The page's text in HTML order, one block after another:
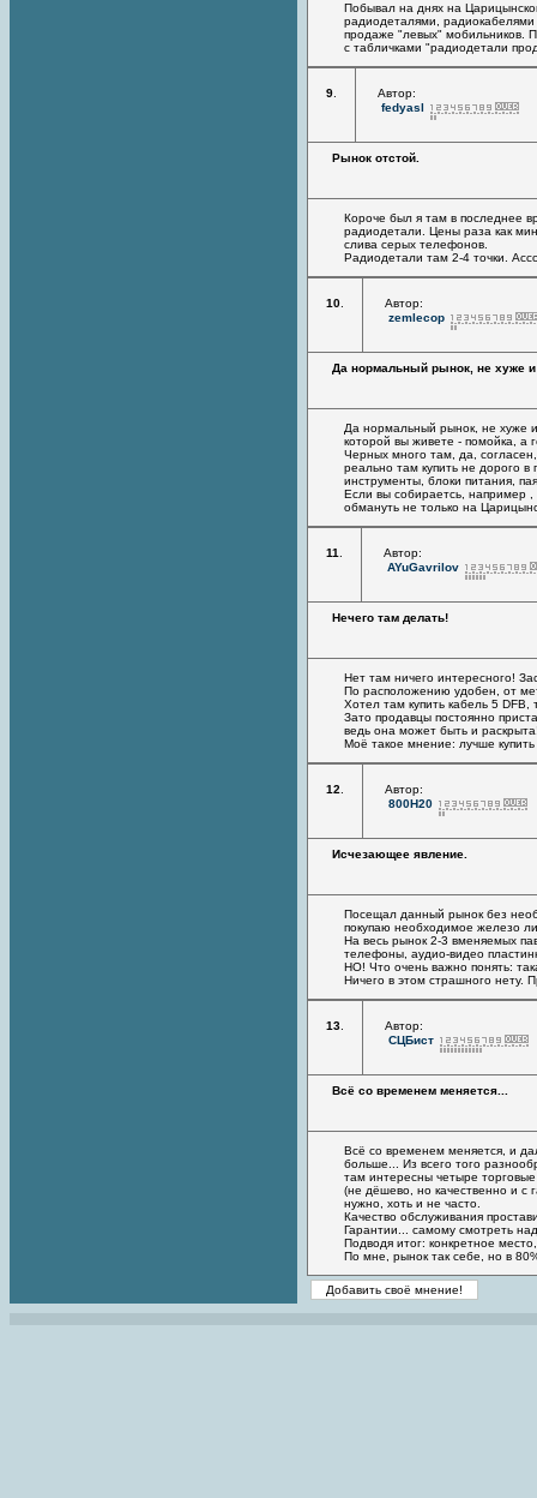
Побывал на днях на
радиодеталями,
продаже "левых" мобильников.
с табличками "радиодетали
9
Автор:
fedyasl
Рынок отстой.
Короче был я там в последнее
радиодетали. Цены раза как
слива серых телефонов.
Радиодетали там 2-4 точки.
10
Автор:
zemlecop
Да нормальный рынок, не хуже и
Да нормальный рынок, не хуже и
которой вы живете - помойка, а
Черных много там, да,
реально там купить не дорого
инструменты, блоки питания,
Если вы собираетсь, например ,
обмануть не только на
11
Автор:
AYuGavrilov
Нечего там делать!
Нет там ничего интересного!
По расположению удобен, от
Хотел там купить кабель 5 DFB,
Зато продавцы постоянно
ведь она может быть и
Моё такое мнение: лучше
12
Автор:
800H20
Исчезающее явление.
Посещал данный рынок без
покупаю необходимое железо
На весь рынок 2-3 вменяемых
телефоны, аудио-видео
НО! Что очень важно понять:
Ничего в этом страшного нету.
13
Автор:
СЦБист
Всё со временем меняется...
Всё со временем меняется, и
больше... Из всего того
там интересны четыре
(не дёшево, но качественно и с
нужно, хоть и не часто.
Качество обслуживания
Гарантии... самому смотреть
Подводя итог: конкретное
По мне, рынок так себе, но в